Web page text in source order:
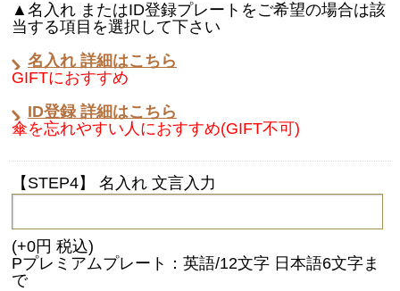
▲名入れ またはID登録プレートをご希望の場合は該
当する項目を選択して下さい
名入れ 詳細はこちら
GIFTにおすすめ
ID登録 詳細はこちら
傘を忘れやすい人におすすめ(GIFT不可)
【STEP4】 名入れ 文言入力
(+0円 税込)
Pプレミアムプレート：英語/12文字 日本語6文字ま
で